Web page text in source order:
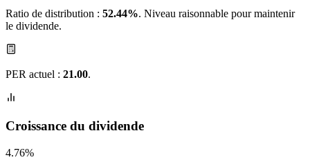
Ratio de distribution : 52.44%. Niveau raisonnable pour maintenir
le dividende.
PER actuel : 21.00.
Croissance du dividende
4.76%